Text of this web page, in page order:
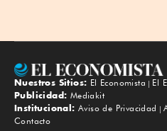
Nuestros Sitios: El Economista El
Publicidad: Mediakit
Institucional: Aviso de Privacidad
Contacto